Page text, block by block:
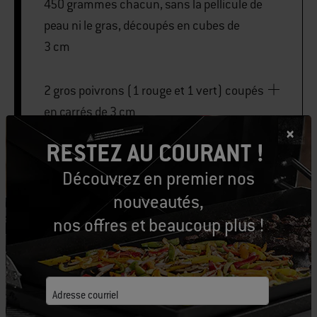
450 grammes chacun, sans la pellicule de
peau ni le gras, découpés en cubes de
3 cm
2 gros poivrons (1 rouge et 1 vert) coupés
en carrés de 3 cm
brochettes en métal ou en bambou
IMPRIMER CETTE LISTE
RESTEZ AU COURANT !
Découvrez en premier nos
nouveautés,
nos offres et beaucoup plus !
Adresse courriel